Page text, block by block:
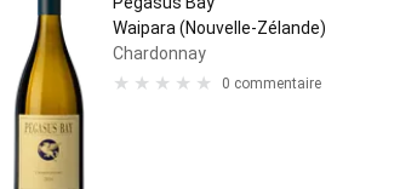
Waipara (Nouvelle-Zélande)
Chardonnay
0 commentaire